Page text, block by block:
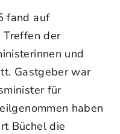
fand auf
Treffen der
und
Gastgeber war
für
haben
Büchel die